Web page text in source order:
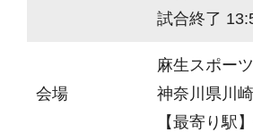
試合終了
会場
麻生スポー
神奈川県川
【最寄り駅